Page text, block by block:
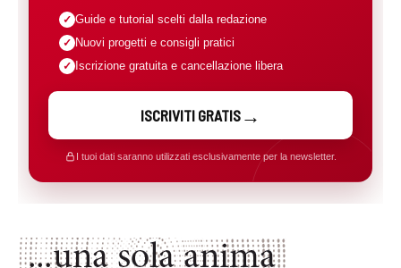
Guide e tutorial scelti dalla redazione
Nuovi progetti e consigli pratici
Iscrizione gratuita e cancellazione libera
ISCRIVITI GRATIS
I tuoi dati saranno utilizzati esclusivamente per la newsletter.